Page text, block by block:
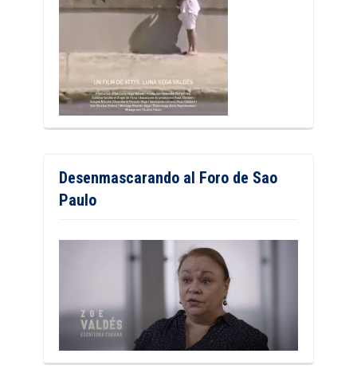
Desenmascarando al Foro de Sao
Paulo